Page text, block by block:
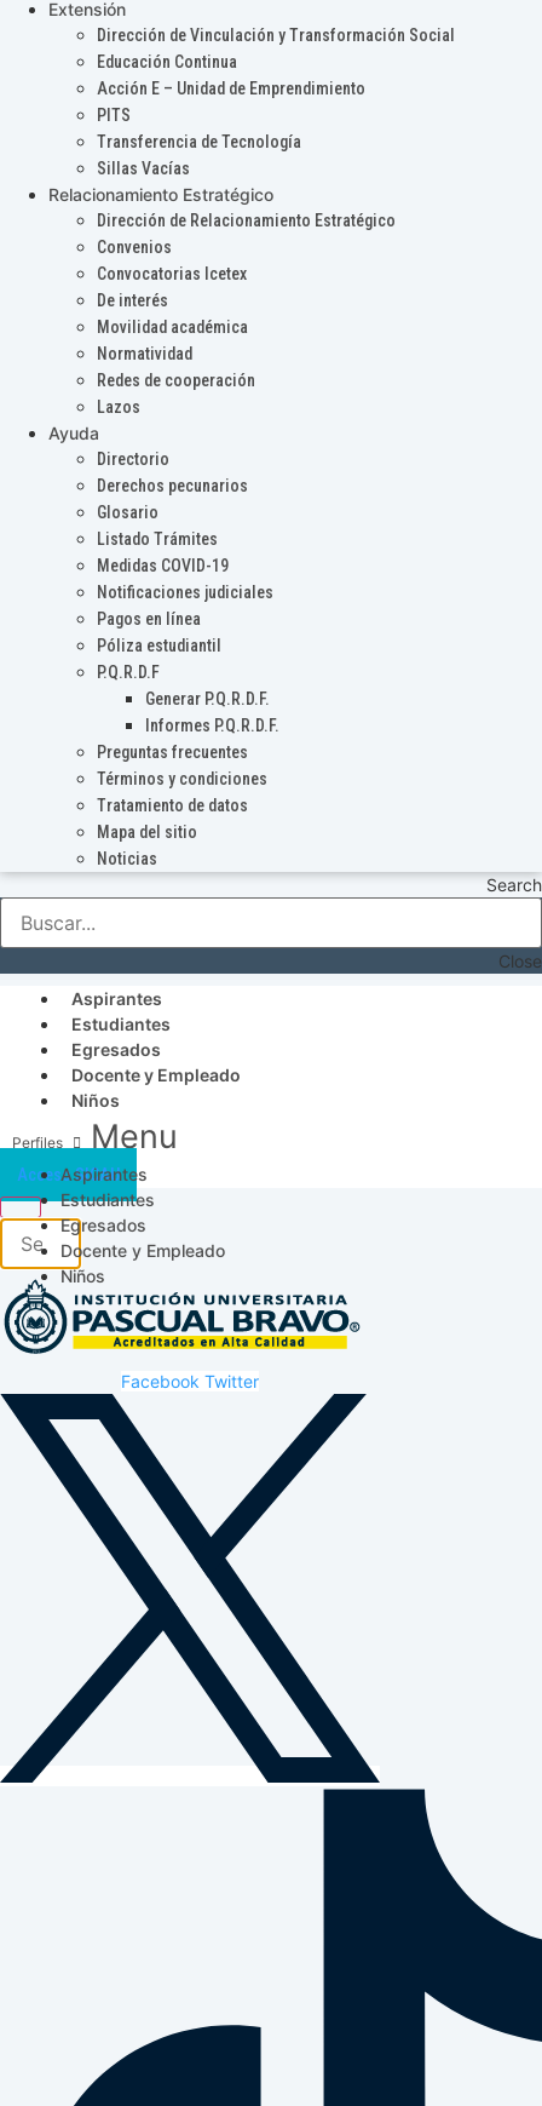
Extensión
Dirección de Vinculación y Transformación Social
Educación Continua
Acción E – Unidad de Emprendimiento
PITS
Transferencia de Tecnología
Sillas Vacías
Relacionamiento Estratégico
Dirección de Relacionamiento Estratégico
Convenios
Convocatorias Icetex
De interés
Movilidad académica
Normatividad
Redes de cooperación
Lazos
Ayuda
Directorio
Derechos pecunarios
Glosario
Listado Trámites
Medidas COVID-19
Notificaciones judiciales
Pagos en línea
Póliza estudiantil
P.Q.R.D.F
Generar P.Q.R.D.F.
Informes P.Q.R.D.F.
Preguntas frecuentes
Términos y condiciones
Tratamiento de datos
Mapa del sitio
Noticias
Search
Close
Aspirantes
Estudiantes
Egresados
Docente y Empleado
Niños
Menu
Aspirantes
Estudiantes
Egresados
Docente y Empleado
Niños
Acceso SICAU
Facebook Twitter